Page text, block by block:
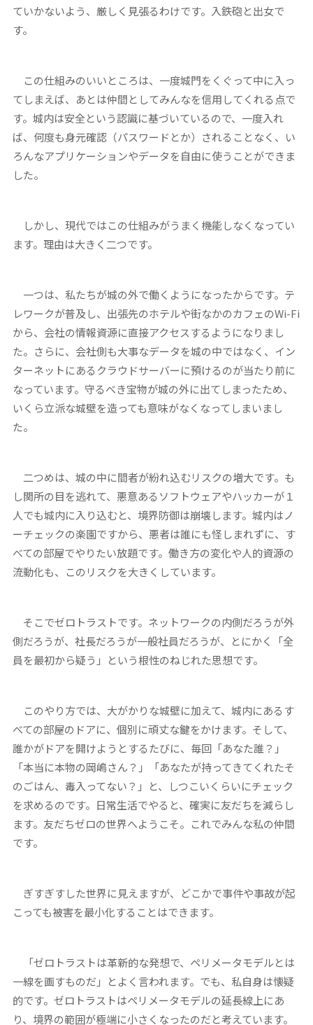
ていかないよう、厳しく見張るわけです。入鉄砲と出女で
す。
この仕組みのいいところは、一度城門をくぐって中に入っ
てしまえば、あとは仲間としてみんなを信用してくれる点で
す。城内は安全という認識に基づいているので、一度入れ
ば、何度も身元確認（パスワードとか）されることなく、い
ろんなアプリケーションやデータを自由に使うことができま
した。
しかし、現代ではこの仕組みがうまく機能しなくなってい
ます。理由は大きく二つです。
一つは、私たちが城の外で働くようになったからです。テ
レワークが普及し、出張先のホテルや街なかのカフェのWi-Fi
から、会社の情報資源に直接アクセスするようになりまし
た。さらに、会社側も大事なデータを城の中ではなく、イン
ターネットにあるクラウドサーバーに預けるのが当たり前に
なっています。守るべき宝物が城の外に出てしまったため、
いくら立派な城壁を造っても意味がなくなってしまいまし
た。
二つめは、城の中に間者が紛れ込むリスクの増大です。も
し関所の目を逃れて、悪意あるソフトウェアやハッカーが１
人でも城内に入り込むと、境界防御は崩壊します。城内はノ
ーチェックの楽園ですから、悪者は誰にも怪しまれずに、す
べての部屋でやりたい放題です。働き方の変化や人的資源の
流動化も、このリスクを大きくしています。
そこでゼロトラストです。ネットワークの内側だろうが外
側だろうが、社長だろうが一般社員だろうが、とにかく「全
員を最初から疑う」という根性のねじれた思想です。
このやり方では、大がかりな城壁に加えて、城内にあるす
べての部屋のドアに、個別に頑丈な鍵をかけます。そして、
誰かがドアを開けようとするたびに、毎回「あなた誰？」
「本当に本物の岡嶋さん？」「あなたが持ってきてくれたそ
のごはん、毒入ってない？」と、しつこいくらいにチェック
を求めるのです。日常生活でやると、確実に友だちを減らし
ます。友だちゼロの世界へようこそ。これでみんな私の仲間
です。
ぎすぎすした世界に見えますが、どこかで事件や事故が起
こっても被害を最小化することはできます。
「ゼロトラストは革新的な発想で、ペリメータモデルとは
一線を画すものだ」とよく言われます。でも、私自身は懐疑
的です。ゼロトラストはペリメータモデルの延長線上にあ
り、境界の範囲が極端に小さくなったのだと考えています。